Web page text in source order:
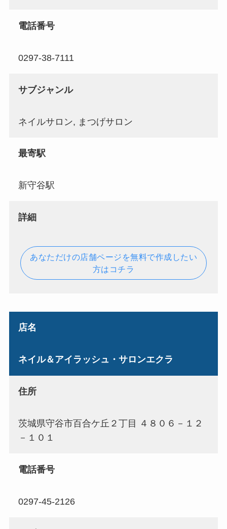
電話番号
0297-38-7111
サブジャンル
ネイルサロン, まつげサロン
最寄駅
新守谷駅
詳細
あなただけの店舗ページを無料で作成したい
方はコチラ
店名
ネイル＆アイラッシュ・サロンエクラ
住所
茨城県守谷市百合ケ丘２丁目 ４８０６－１２
－１０１
電話番号
0297-45-2126